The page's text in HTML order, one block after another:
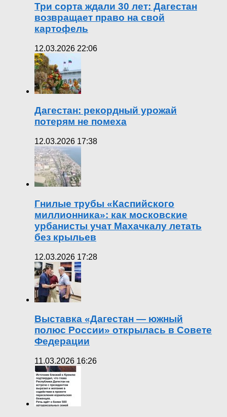
Три сорта ждали 30 лет: Дагестан
возвращает право на свой
картофель
12.03.2026 22:06
Дагестан: рекордный урожай
потерям не помеха
12.03.2026 17:38
Гнилые трубы «Каспийского
миллионника»: как московские
урбанисты учат Махачкалу летать
без крыльев
12.03.2026 17:28
Выставка «Дагестан — южный
полюс России» открылась в Совете
Федерации
11.03.2026 16:26